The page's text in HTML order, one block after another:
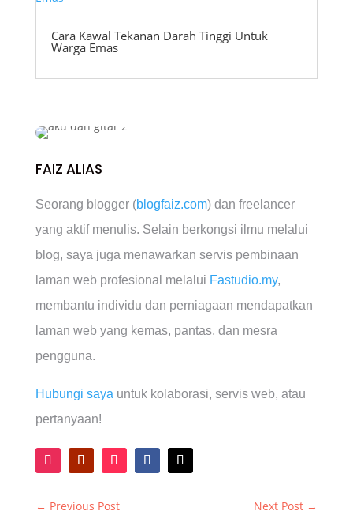
Cara Kawal Tekanan Darah Tinggi Untuk
Warga Emas
FAIZ ALIAS
Seorang blogger (blogfaiz.com) dan freelancer
yang aktif menulis. Selain berkongsi ilmu melalui
blog, saya juga menawarkan servis pembinaan
laman web profesional melalui Fastudio.my,
membantu individu dan perniagaan mendapatkan
laman web yang kemas, pantas, dan mesra
pengguna.
Hubungi saya untuk kolaborasi, servis web, atau
pertanyaan!
← Previous Post Next Post →